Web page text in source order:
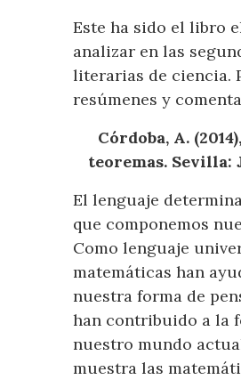
Este ha sido el libro
analizar en las
literarias de ciencia.
resúmenes y
Córdoba, A.
teoremas. Sevilla:
El lenguaje
que componemos
Como lenguaje
matemáticas han
nuestra forma de
han contribuido a la
nuestro mundo
muestra las